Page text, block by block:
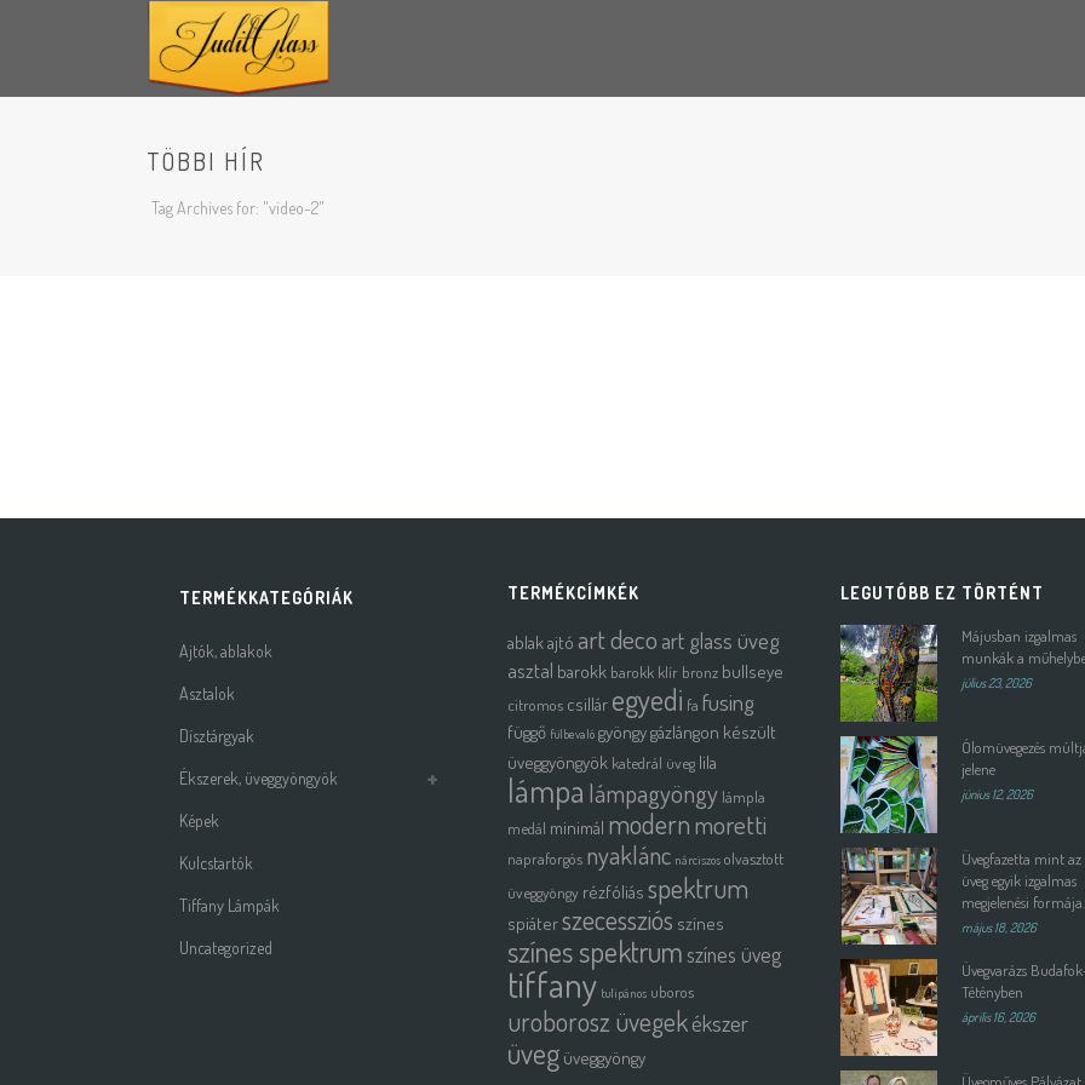
TÖBBI HÍR
Tag Archives for: "video-2"
TERMÉKKATEGÓRIÁK
Ajtók, ablakok
Asztalok
Dísztárgyak
Ékszerek, üveggyöngyök
Képek
Kulcstartók
Tiffany Lámpák
Uncategorized
TERMÉKCÍMKÉK
ablakajtó art deco art glass üveg
asztal barokk barokk klír bronz bullseye
citromos csillár egyedi fa fusing
függő fülbevaló gyöngygázlángon készült
üveggyöngyök katedrál üveg lila
lámpa lámpagyöngy lámpla
medál minimál modernmoretti
napraforgós nyaklánc nárciszos olvasztott
üveggyöngy rézfóliás spektrum
spiáterszecessziós színes
színes spektrumszínes üveg
tiffany tulipános uboros
uroborosz üvegekékszer
üveg üveggyöngy
LEGUTÓBB EZ TÖRTÉNT
Májusban izgalmas
munkák a
július 23, 2026
Ólomüvegezés
jelene
június 12, 2026
Üvegfazetta mint az
üveg egyik izgalmas
megjelenési formája.
május 18, 2026
Üvegvarázs
Tétényben
április 16, 2026